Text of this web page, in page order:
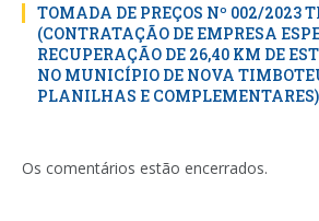
TOMADA DE PREÇOS Nº 002/2023
(CONTRATAÇÃO DE EMPRESA
RECUPERAÇÃO DE 26,40 KM DE
NO MUNICÍPIO DE NOVA
PLANILHAS E COMPLEMENTARES)
Os comentários estão encerrados.